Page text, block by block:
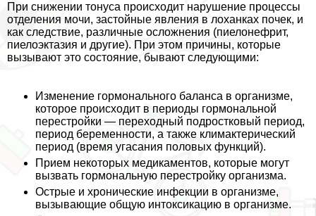
При снижении тонуса происходит нарушение процессы
отделения мочи, застойные явления в лоханках почек, и
как следствие, различные осложнения (пиелонефрит,
пиелоэктазия и другие). При этом причины, которые
вызывают это состояние, бывают следующими:
Изменение гормонального баланса в организме,
которое происходит в периоды гормональной
перестройки — переходный подростковый период,
период беременности, а также климактерический
период (время угасания пoлoвых функций).
Прием некоторых медикаментов, которые могут
вызвать гормональную перестройку организма.
Острые и хронические инфекции в организме,
вызывающие общую интоксикацию в организме.